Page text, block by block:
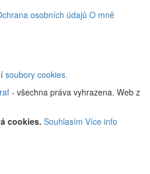
osobních údajů O mně
soubory cookies.
- všechna práva vyhrazena. Web z
cookies. Souhlasím Více info